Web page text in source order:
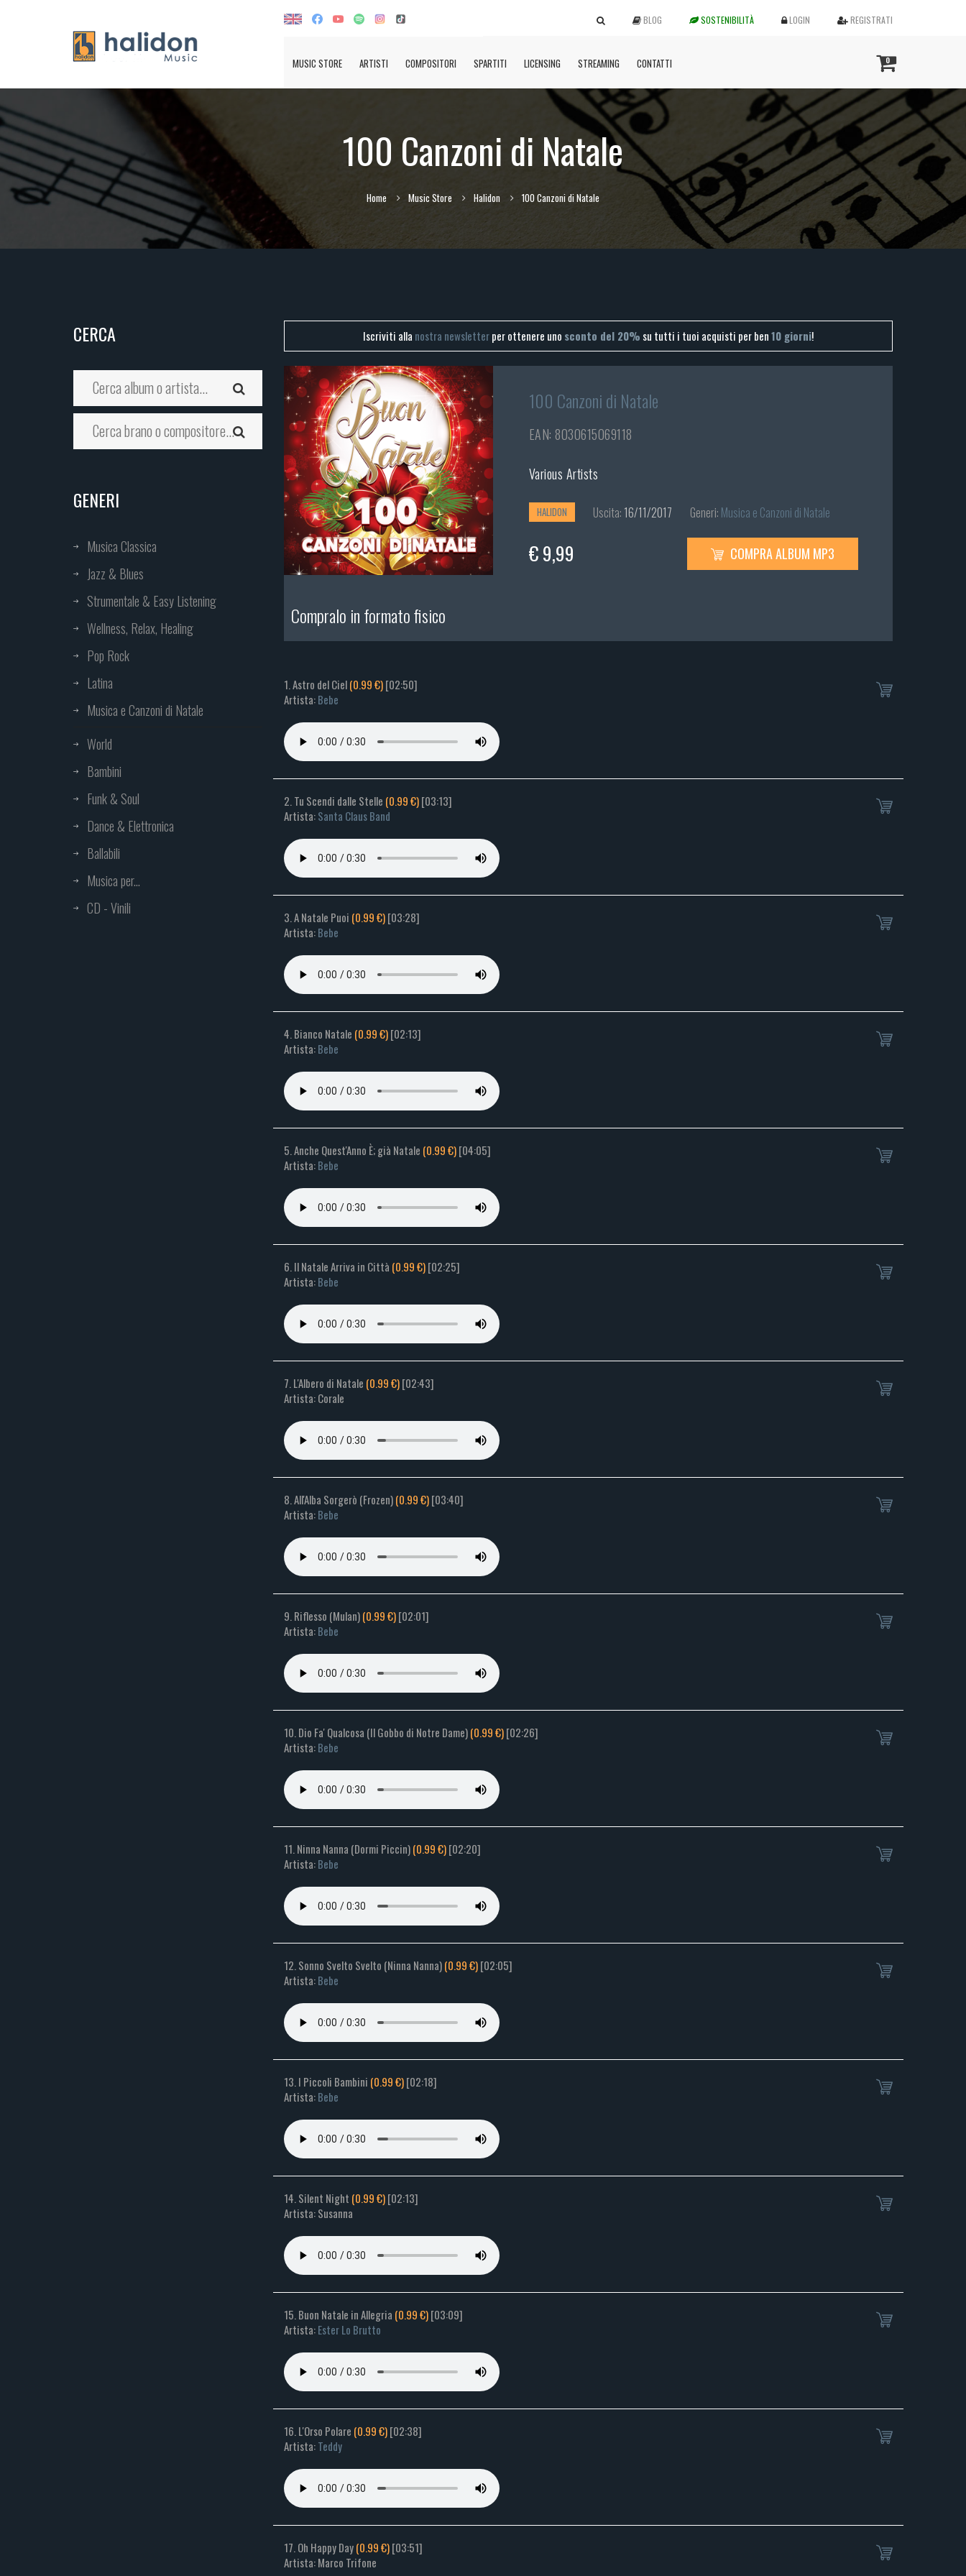
BLOG SOSTENIBILITÀ LOGIN REGISTRATI
MUSIC STORE ARTISTI COMPOSITORI SPARTITI LICENSING STREAMING CONTATTI 0
100 Canzoni di Natale
Home Music Store Halidon 100 Canzoni di Natale
CERCA
GENERI
Musica Classica
Jazz & Blues
Strumentale & Easy Listening
Wellness, Relax, Healing
Pop Rock
Latina
Musica e Canzoni di Natale
World
Bambini
Funk & Soul
Dance & Elettronica
Ballabili
Musica per...
CD - Vinili
Iscriviti alla nostra newsletterper ottenere uno sconto del 20% su tutti i tuoi acquisti per ben10 giorni!
100 Canzoni di Natale
EAN: 8030615069118
Various Artists
HALIDON Uscita: 16/11/2017 Generi: Musica e Canzoni di Natale
€ 9,99 COMPRA ALBUM MP3
Compralo in formato fisico
1. Astro del Ciel(0.99 €)[02:50]
Artista:Bebe
2. Tu Scendi dalle Stelle (0.99 €)[03:13]
Artista:Santa Claus Band
3. A Natale Puoi (0.99 €)[03:28]
Artista:Bebe
4. Bianco Natale (0.99 €)[02:13]
Artista:Bebe
5. Anche Quest'Anno È; già Natale (0.99 €)[04:05]
Artista:Bebe
6. Il Natale Arriva in Città (0.99 €)[02:25]
Artista:Bebe
7. L'Albero di Natale (0.99 €)[02:43]
Artista: Corale
8. All'Alba Sorgerò (Frozen)(0.99 €)[03:40]
Artista:Bebe
9. Riflesso (Mulan)(0.99 €)[02:01]
Artista:Bebe
10. Dio Fa' Qualcosa (Il Gobbo di Notre Dame)(0.99 €)[02:26]
Artista:Bebe
11. Ninna Nanna (Dormi Piccin)(0.99 €)[02:20]
Artista:Bebe
12. Sonno Svelto Svelto (Ninna Nanna)(0.99 €)[02:05]
Artista:Bebe
13. I Piccoli Bambini (0.99 €)[02:18]
Artista:Bebe
14. Silent Night (0.99 €)[02:13]
Artista: Susanna
15. Buon Natale in Allegria (0.99 €)[03:09]
Artista:Ester Lo Brutto
16. L'Orso Polare (0.99 €)[02:38]
Artista:Teddy
17. Oh Happy Day(0.99 €)[03:51]
Artista: Marco Trifone